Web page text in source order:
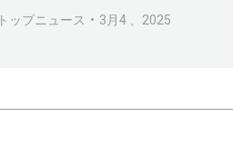
トップニュース 3月4 、2025